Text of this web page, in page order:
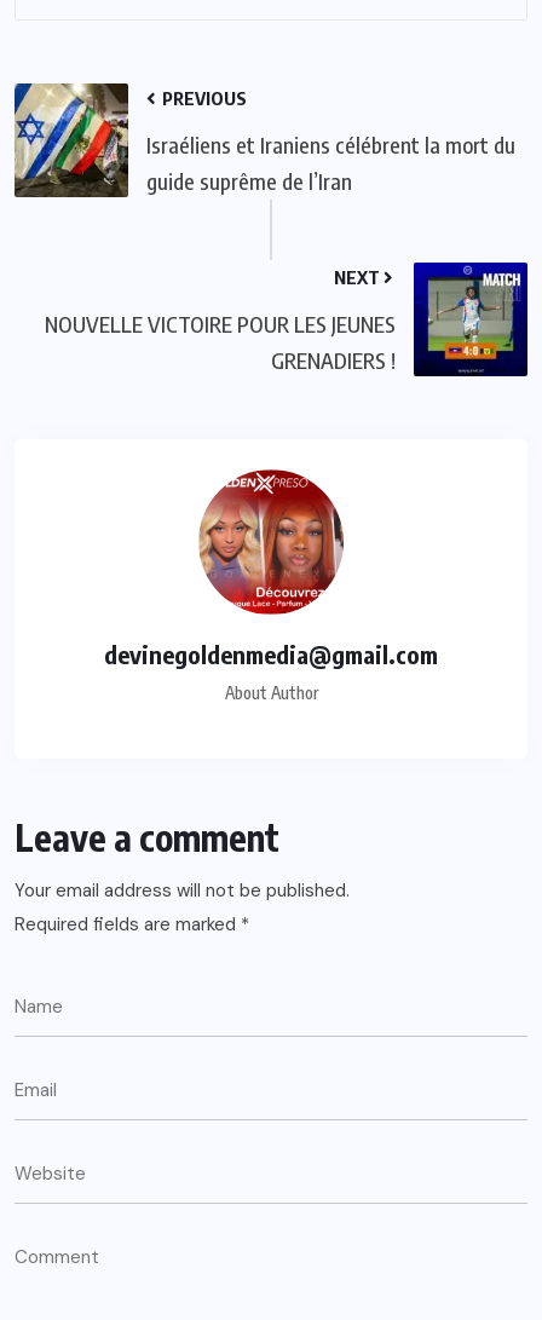
PREVIOUS
Israéliens et Iraniens célébrent la mort du
guide suprême de l’Iran
NEXT
NOUVELLE VICTOIRE POUR LES JEUNES
GRENADIERS !
devinegoldenmedia@gmail.com
About Author
Leave a comment
Your email address will not be published.
Required fields are marked *